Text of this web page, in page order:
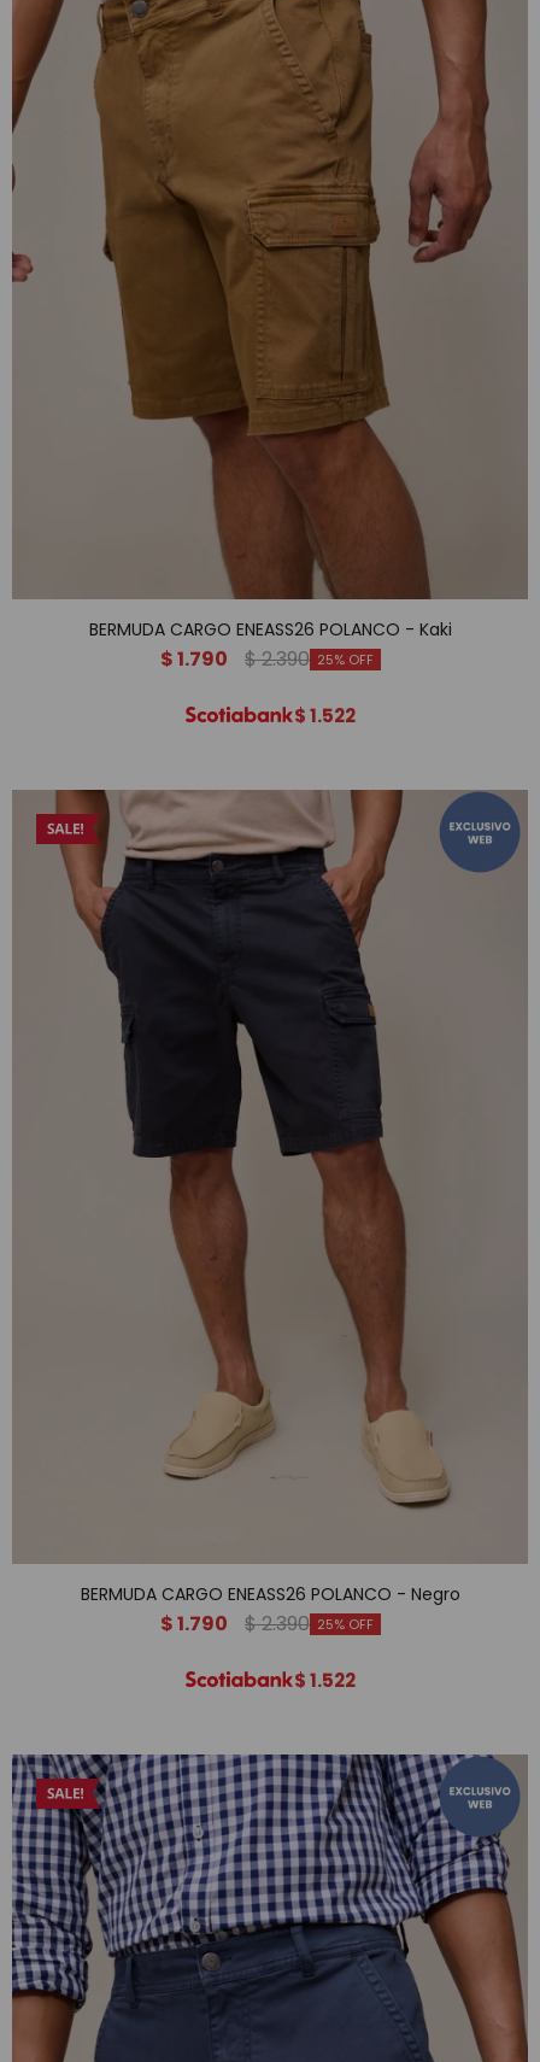
BERMUDA CARGO ENEASS26 POLANCO - Kaki
$1.790 $2.390 25
$1.522
BERMUDA CARGO ENEASS26 POLANCO - Negro
$1.790 $2.390 25
$1.522